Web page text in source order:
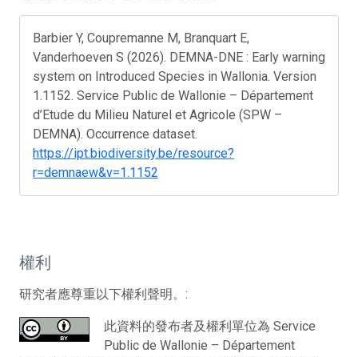
Barbier Y, Coupremanne M, Branquart E,
Vanderhoeven S (2026). DEMNA-DNE : Early warning
system on Introduced Species in Wallonia. Version
1.1152. Service Public de Wallonie – Département
d’Etude du Milieu Naturel et Agricole (SPW –
DEMNA). Occurrence dataset.
https://ipt.biodiversity.be/resource?
r=demnaew&v=1.1152
權利
研究者應尊重以下權利聲明。:
此資料的發布者及權利單位為 Service
Public de Wallonie – Département